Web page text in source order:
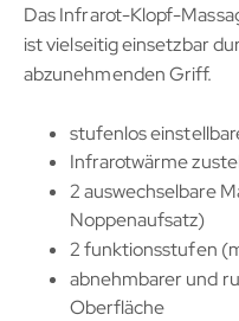
Das Infrarot-Klopf-
ist vielseitig einsetzbar
abzunehmenden Griff.
stufenlos
Infrarotwärme
2 auswechselbare
Noppenaufsatz)
2 funktionsstufen
abnehmbarer und
Oberfläche